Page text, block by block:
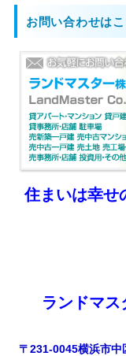
お問い合わせは
住まいは幸せ
ランドマス
〒231-0045横浜市中